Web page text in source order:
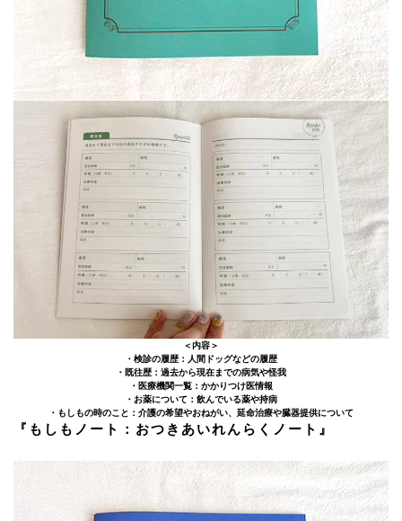
＜内容＞
・検診の履歴：人間ドッグなどの履歴
・既往歴：過去から現在までの病気や怪我
・医療機関一覧：かかりつけ医情報
・お薬について：飲んでいる薬や持病
・もしもの時のこと：介護の希望やおねがい、延命治療や臓器提供について
『もしもノート：おつきあいれんらくノート』